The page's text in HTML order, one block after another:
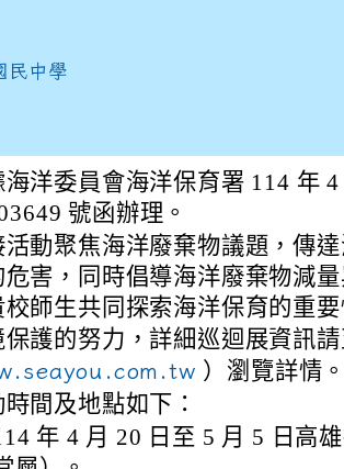
會海洋保育署「
海洋委員會海洋保育署 114 年
號函辦理。
活動聚焦海洋廢棄物議題，傳
危害，同時倡導海洋廢棄物減
校師生共同探索海洋保育的重
保護的努力，詳細巡迴展資訊
）瀏覽詳情
間及地點如下：
年 4 月 20 日至 5 月 5 日高